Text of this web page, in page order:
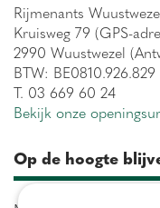
Rijmenants
Kruisweg 79 (GPS-
2990 Wuustwezel
BTW: BE0810.926.829
T. 03 669 60 24
Bekijk onze
Op de hoogte